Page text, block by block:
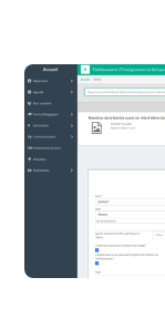
Ouvrir